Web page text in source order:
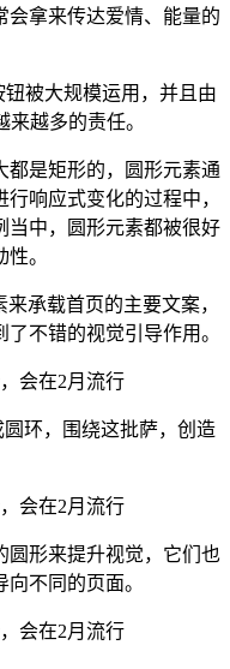
会拿来传达爱情、能量的
钮被大规模运用，并且由
越多的责任。
都是矩形的，圆形元素通
响应式变化的过程中，
当中，圆形元素都被很好
。
承载首页的主要文案，
不错的视觉引导作用。
环，围绕这批萨，创造
圆形来提升视觉，它们也
不同的页面。